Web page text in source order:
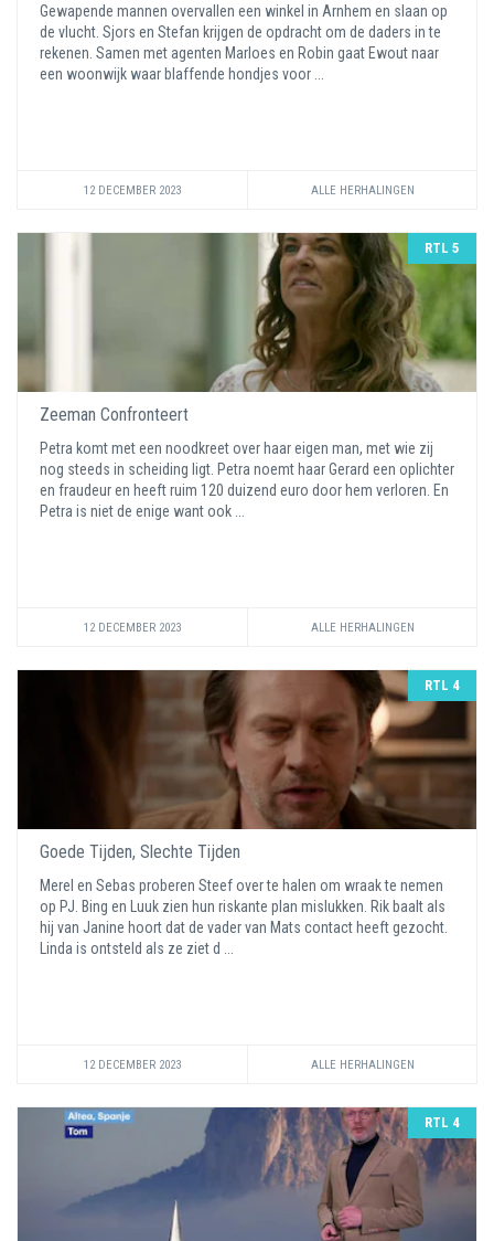
Gewapende mannen overvallen een winkel in Arnhem en slaan op
de vlucht. Sjors en Stefan krijgen de opdracht om de daders in te
rekenen. Samen met agenten Marloes en Robin gaat Ewout naar
een woonwijk waar blaffende hondjes voor ...
12 DECEMBER 2023 ALLE HERHALINGEN
RTL 5
Zeeman Confronteert
Petra komt met een noodkreet over haar eigen man, met wie zij
nog steeds in scheiding ligt. Petra noemt haar Gerard een oplichter
en fraudeur en heeft ruim 120 duizend euro door hem verloren. En
Petra is niet de enige want ook ...
12 DECEMBER 2023 ALLE HERHALINGEN
RTL 4
Goede Tijden, Slechte Tijden
Merel en Sebas proberen Steef over te halen om wraak te nemen
op PJ. Bing en Luuk zien hun riskante plan mislukken. Rik baalt als
hij van Janine hoort dat de vader van Mats contact heeft gezocht.
Linda is ontsteld als ze ziet d ...
12 DECEMBER 2023 ALLE HERHALINGEN
RTL 4